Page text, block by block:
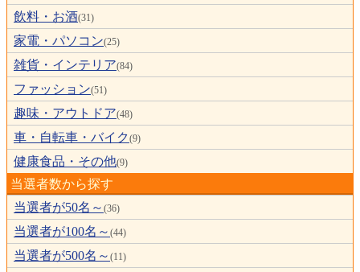
飲料・お酒(31)
家電・パソコン(25)
雑貨・インテリア(84)
ファッション(51)
趣味・アウトドア(48)
車・自転車・バイク (9)
健康食品・その他(9)
当選者数から探す
当選者が50名～ (36)
当選者が100名～ (44)
当選者が500名～ (11)